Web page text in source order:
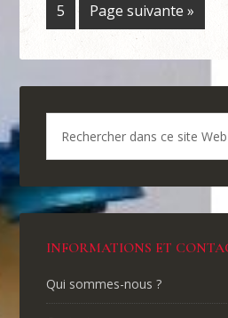
5 Page suivante »
INFORMATIONS ET
Qui sommes-nous ?